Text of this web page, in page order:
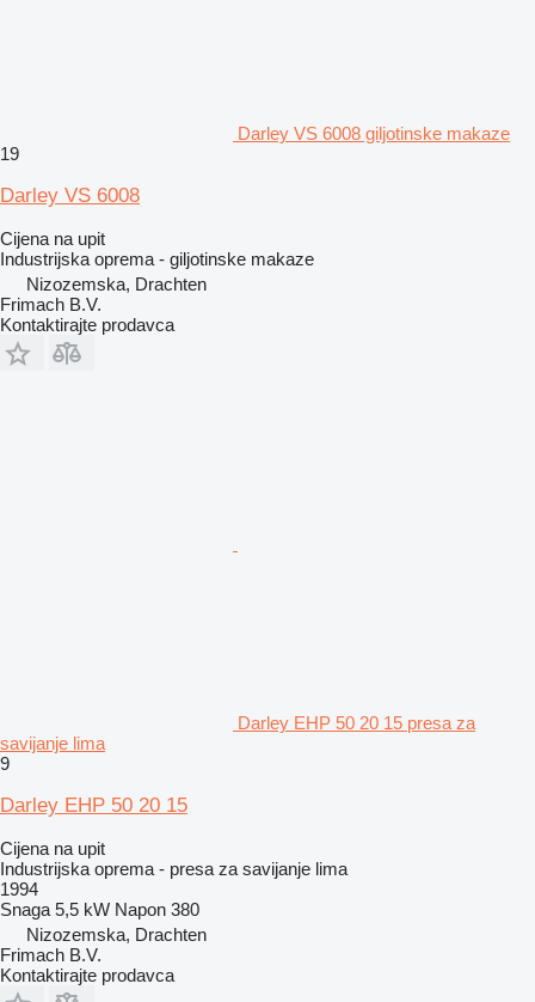
Darley VS 6008 giljotinske makaze
19
Darley VS 6008
Cijena na upit
Industrijska oprema - giljotinske makaze
Nizozemska, Drachten
Frimach B.V.
Kontaktirajte prodavca
Darley EHP 50 20 15 presa za
savijanje lima
9
Darley EHP 50 20 15
Cijena na upit
Industrijska oprema - presa za savijanje lima
1994
Snaga 5,5 kW Napon 380
Nizozemska, Drachten
Frimach B.V.
Kontaktirajte prodavca